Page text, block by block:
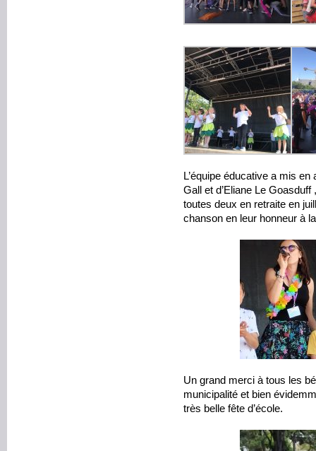
L’équipe éducative a mis
Gall et d’Eliane Le
toutes deux en retraite en
chanson en leur honneur à
Un grand merci à tous les
municipalité et bien
très belle fête d’école.